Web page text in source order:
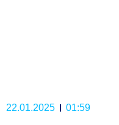
22.01.2025 01:59